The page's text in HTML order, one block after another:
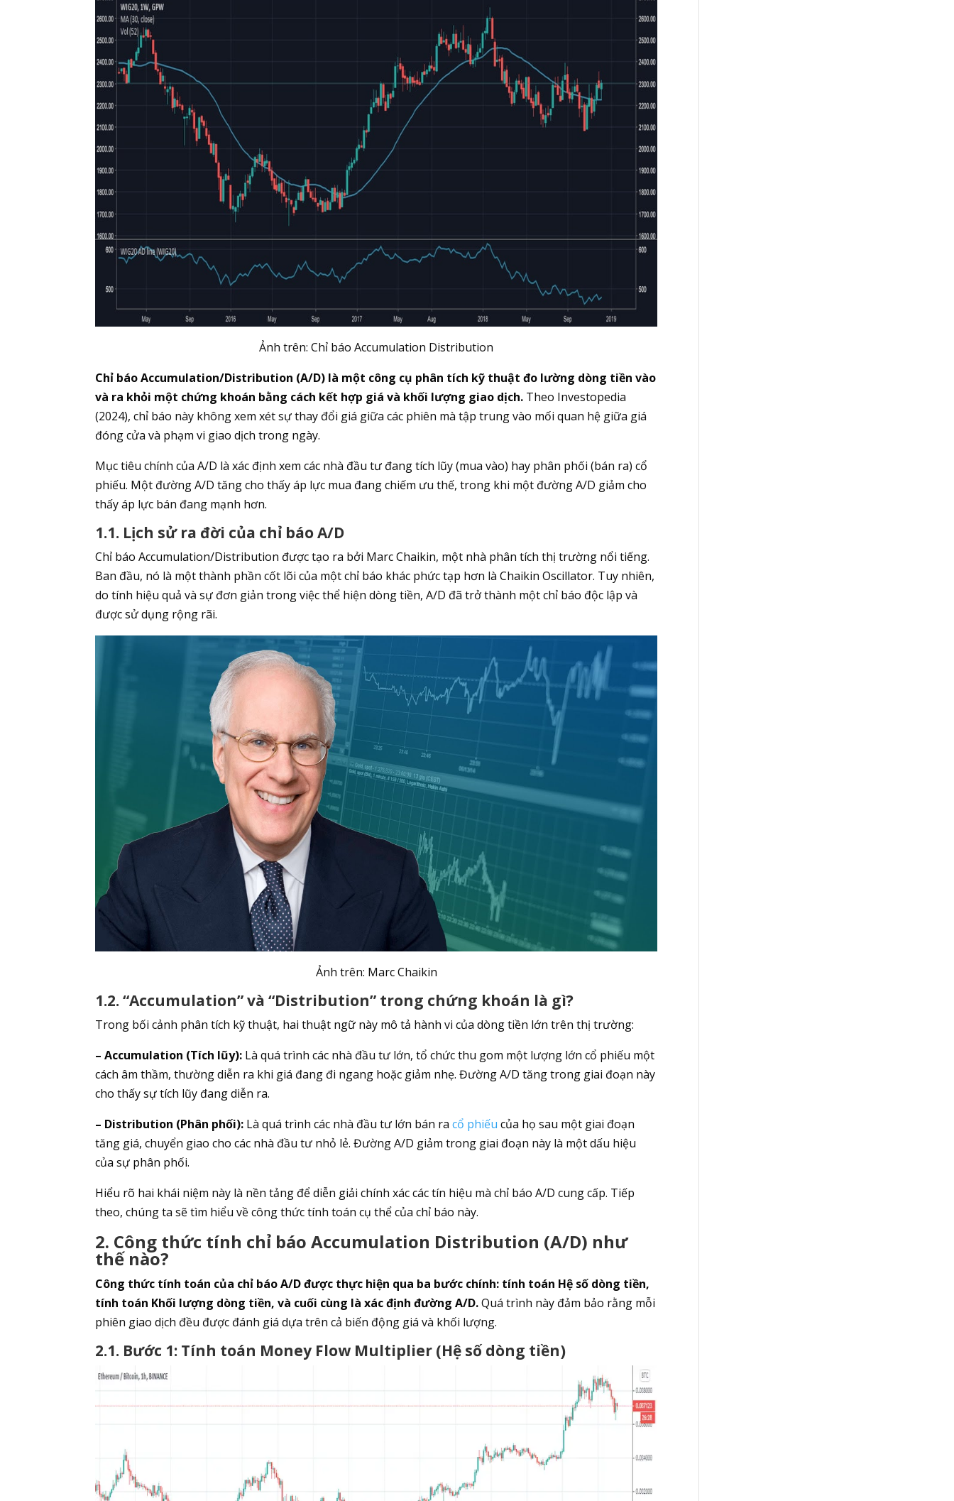
Ảnh trên: Chỉ báo Accumulation Distribution
Chỉ báo Accumulation/Distribution (A/D) là một công cụ phân tích kỹ thuật đo lường dòng tiền vào
và ra khỏi một chứng khoán bằng cách kết hợp giá và khối lượng giao dịch. Theo Investopedia
(2024), chỉ báo này không xem xét sự thay đổi giá giữa các phiên mà tập trung vào mối quan hệ giữa giá
đóng cửa và phạm vi giao dịch trong ngày.
Mục tiêu chính của A/D là xác định xem các nhà đầu tư đang tích lũy (mua vào) hay phân phối (bán ra) cổ
phiếu. Một đường A/D tăng cho thấy áp lực mua đang chiếm ưu thế, trong khi một đường A/D giảm cho
thấy áp lực bán đang mạnh hơn.
1.1. Lịch sử ra đời của chỉ báo A/D
Chỉ báo Accumulation/Distribution được tạo ra bởi Marc Chaikin, một nhà phân tích thị trường nổi tiếng.
Ban đầu, nó là một thành phần cốt lõi của một chỉ báo khác phức tạp hơn là Chaikin Oscillator. Tuy nhiên,
do tính hiệu quả và sự đơn giản trong việc thể hiện dòng tiền, A/D đã trở thành một chỉ báo độc lập và
được sử dụng rộng rãi.
Ảnh trên: Marc Chaikin
1.2. “Accumulation” và “Distribution” trong chứng khoán là gì?
Trong bối cảnh phân tích kỹ thuật, hai thuật ngữ này mô tả hành vi của dòng tiền lớn trên thị trường:
– Accumulation (Tích lũy): Là quá trình các nhà đầu tư lớn, tổ chức thu gom một lượng lớn cổ phiếu một
cách âm thầm, thường diễn ra khi giá đang đi ngang hoặc giảm nhẹ. Đường A/D tăng trong giai đoạn này
cho thấy sự tích lũy đang diễn ra.
– Distribution (Phân phối): Là quá trình các nhà đầu tư lớn bán racổ phiếu của họ sau một giai đoạn
tăng giá, chuyển giao cho các nhà đầu tư nhỏ lẻ. Đường A/D giảm trong giai đoạn này là một dấu hiệu
của sự phân phối.
Hiểu rõ hai khái niệm này là nền tảng để diễn giải chính xác các tín hiệu mà chỉ báo A/D cung cấp. Tiếp
theo, chúng ta sẽ tìm hiểu về công thức tính toán cụ thể của chỉ báo này.
2. Công thức tính chỉ báo Accumulation Distribution (A/D) như
thế nào?
Công thức tính toán của chỉ báo A/D được thực hiện qua ba bước chính: tính toán Hệ số dòng tiền,
tính toán Khối lượng dòng tiền, và cuối cùng là xác định đường A/D.Quá trình này đảm bảo rằng mỗi
phiên giao dịch đều được đánh giá dựa trên cả biến động giá và khối lượng.
2.1. Bước 1: Tính toán Money Flow Multiplier (Hệ số dòng tiền)